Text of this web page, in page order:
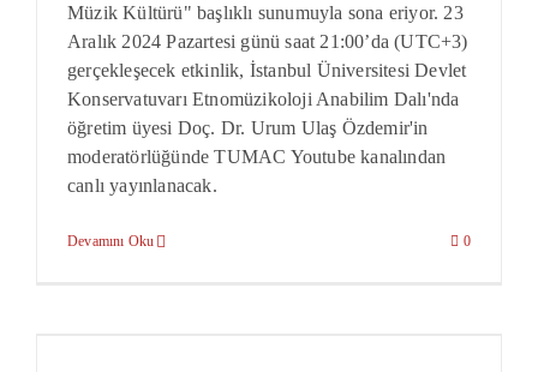
Müzik Kültürü" başlıklı sunumuyla sona eriyor. 23
Aralık 2024 Pazartesi günü saat 21:00’da (UTC+3)
gerçekleşecek etkinlik, İstanbul Üniversitesi Devlet
Konservatuvarı Etnomüzikoloji Anabilim Dalı'nda
öğretim üyesi Doç. Dr. Urum Ulaş Özdemir'in
moderatörlüğünde TUMAC Youtube kanalından
canlı yayınlanacak.
Devamını Oku 0